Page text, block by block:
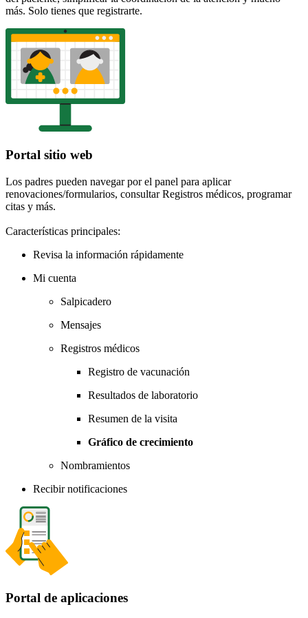
más. Solo tienes que registrarte.
Portal sitio web
Los padres pueden navegar por el panel para aplicar
renovaciones/formularios, consultar Registros médicos, programar
citas y más.
Características principales:
Revisa la información rápidamente
Mi cuenta
Salpicadero
Mensajes
Registros médicos
Registro de vacunación
Resultados de laboratorio
Resumen de la visita
Gráfico de crecimiento
Nombramientos
Recibir notificaciones
Portal de aplicaciones